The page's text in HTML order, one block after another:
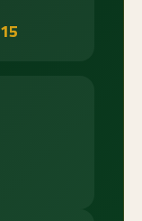
15 ذو القعدة 1501هـ